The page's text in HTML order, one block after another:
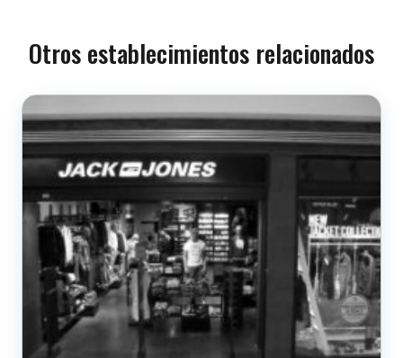
Otros establecimientos relacionados